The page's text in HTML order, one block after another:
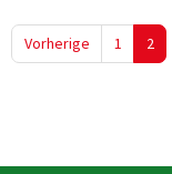
Vorherige 1 2